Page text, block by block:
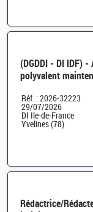
(DGDDI - DI IDF) -
polyvalent
Soutien (cat. C) H/F
Réf. : 2026-32223
29/07/2026
DI Ile-de-France
Yvelines (78)
Rédactrice/